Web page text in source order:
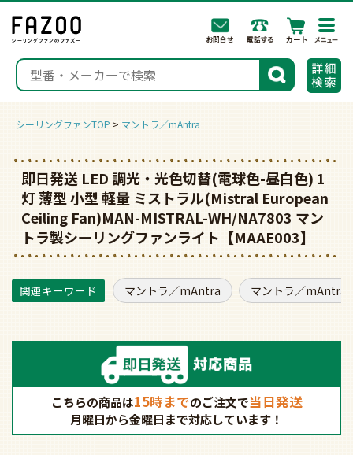
検索
シーリングファンTOP マントラ／mAntra
即日発送 LED 調光・光色切替(電球色-昼白色) 1
灯 薄型 小型 軽量 ミストラル(Mistral European
Ceiling Fan)MAN-MISTRAL-WH/NA7803 マン
トラ製シーリングファンライト【MAAE003】
マントラ／mAntra マントラ／mAntra
こちらの商品は15時までのご注文で当日発送
月曜日から金曜日まで対応しています！